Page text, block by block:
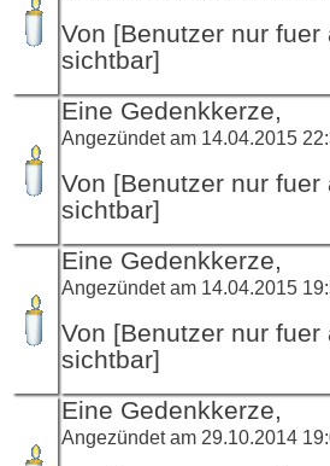
Von [Benutzer nur
sichtbar]
Eine Gedenkkerze,
Angezündet am 14.04.2015
Von [Benutzer nur
sichtbar]
Eine Gedenkkerze,
Angezündet am 14.04.2015
Von [Benutzer nur
sichtbar]
Eine Gedenkkerze,
Angezündet am 29.10.2014